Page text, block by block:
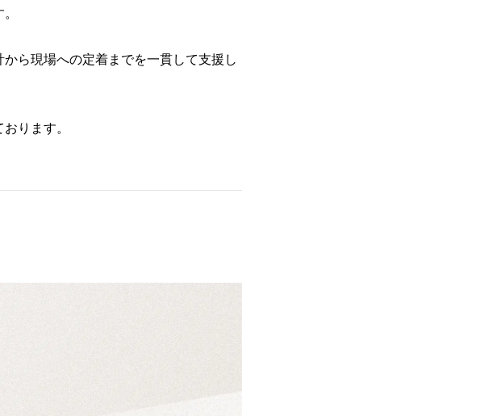
ら現場への定着までを一貫して支援し
ります。